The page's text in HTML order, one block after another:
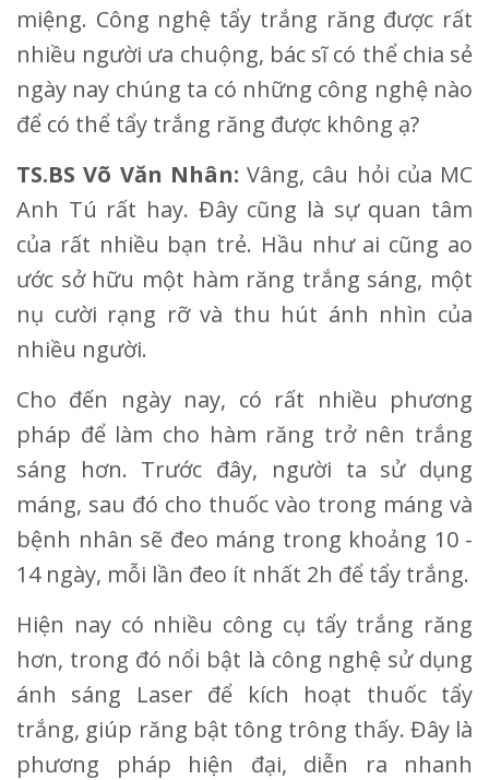
miệng. Công nghệ tẩy trắng răng được rất
nhiều người ưa chuộng, bác sĩ có thể chia sẻ
ngày nay chúng ta có những công nghệ nào
để có thể tẩy trắng răng được không ạ?
TS.BS Võ Văn Nhân: Vâng, câu hỏi của MC
Anh Tú rất hay. Đây cũng là sự quan tâm
của rất nhiều bạn trẻ. Hầu như ai cũng ao
ước sở hữu một hàm răng trắng sáng, một
nụ cười rạng rỡ và thu hút ánh nhìn của
nhiều người.
Cho đến ngày nay, có rất nhiều phương
pháp để làm cho hàm răng trở nên trắng
sáng hơn. Trước đây, người ta sử dụng
máng, sau đó cho thuốc vào trong máng và
bệnh nhân sẽ đeo máng trong khoảng 10 -
14 ngày, mỗi lần đeo ít nhất 2h để tẩy trắng.
Hiện nay có nhiều công cụ tẩy trắng răng
hơn, trong đó nổi bật là công nghệ sử dụng
ánh sáng Laser để kích hoạt thuốc tẩy
trắng, giúp răng bật tông trông thấy. Đây là
phương pháp hiện đại, diễn ra nhanh